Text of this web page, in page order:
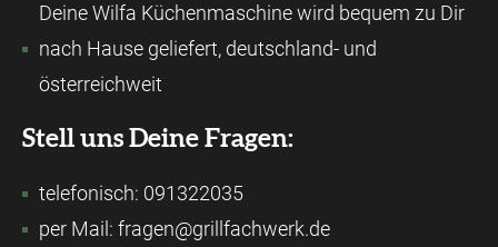
Deine Wilfa Küchenmaschine wird bequem zu Dir
nach Hause geliefert, deutschland- und
österreichweit
Stell uns Deine Fragen:
telefonisch: 091322035
per Mail: fragen@grillfachwerk.de